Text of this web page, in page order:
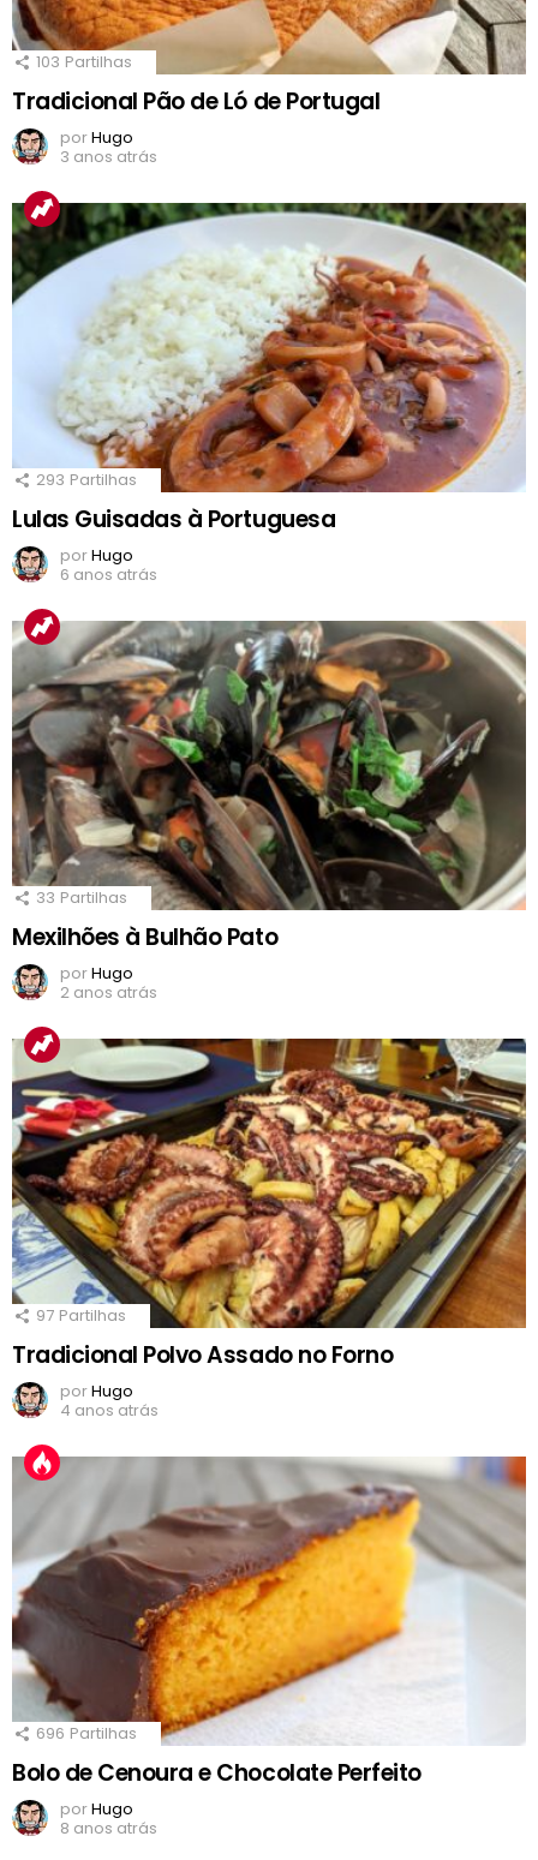
103 Partilhas
Tradicional Pão de Ló de Portugal
porHugo
3 anos atrás
293 Partilhas
Lulas Guisadas à Portuguesa
porHugo
6 anos atrás
33 Partilhas
Mexilhões à Bulhão Pato
porHugo
2 anos atrás
97 Partilhas
Tradicional Polvo Assado no Forno
porHugo
4 anos atrás
696 Partilhas
Bolo de Cenoura e Chocolate Perfeito
porHugo
8 anos atrás